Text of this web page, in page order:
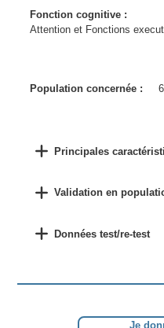
Fonction cognitive :
Attention et Fonctions
Population concernée :
Principales
Validation en
Données test/re-test
Je